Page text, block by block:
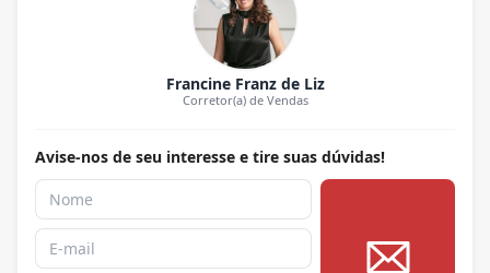
Francine Franz de Liz
Corretor(a) de Vendas
Avise-nos de seu interesse e tire suas dúvidas!